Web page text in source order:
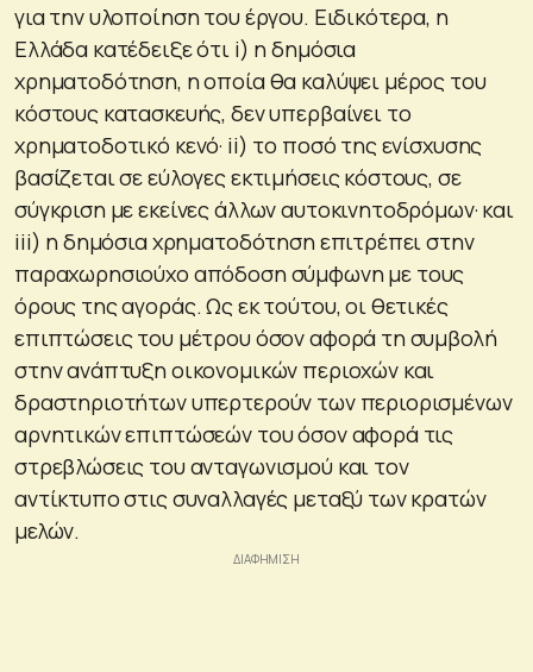
για την υλοποίηση του έργου. Ειδικότερα, η
Ελλάδα κατέδειξε ότι i) η δημόσια
χρηματοδότηση, η οποία θα καλύψει μέρος του
κόστους κατασκευής, δεν υπερβαίνει το
χρηματοδοτικό κενό· ii) το ποσό της ενίσχυσης
βασίζεται σε εύλογες εκτιμήσεις κόστους, σε
σύγκριση με εκείνες άλλων αυτοκινητοδρόμων· και
iii) η δημόσια χρηματοδότηση επιτρέπει στην
παραχωρησιούχο απόδοση σύμφωνη με τους
όρους της αγοράς. Ως εκ τούτου, οι θετικές
επιπτώσεις του μέτρου όσον αφορά τη συμβολή
στην ανάπτυξη οικονομικών περιοχών και
δραστηριοτήτων υπερτερούν των περιορισμένων
αρνητικών επιπτώσεών του όσον αφορά τις
στρεβλώσεις του ανταγωνισμού και τον
αντίκτυπο στις συναλλαγές μεταξύ των κρατών
μελών.